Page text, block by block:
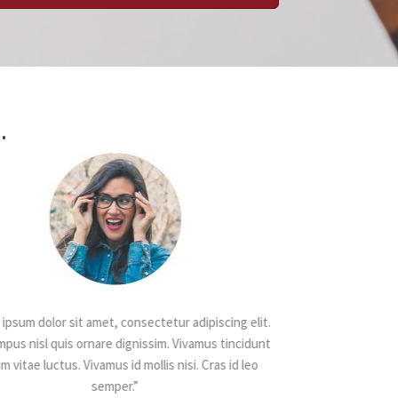
ipsum dolor sit amet, consectetur adipiscing elit.
nisl quis ornare dignissim. Vivamus tincidunt
vitae luctus. Vivamus id mollis nisi. Cras id leo
semper.”
ipsum dolor sit amet, consectetur adipiscing elit.
nisl quis ornare dignissim. Vivamus tincidunt
vitae luctus. Vivamus id mollis nisi. Cras id leo
semper.”